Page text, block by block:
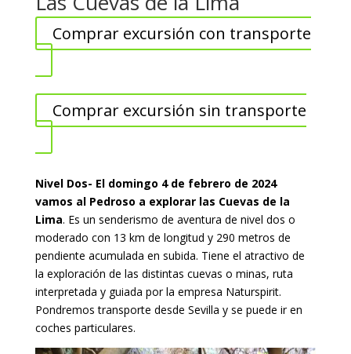
Comprar excursión con transporte
Comprar excursión sin transporte
Nivel Dos- El domingo 4 de febrero de 2024
vamos al Pedroso a explorar las Cuevas de la
Lima. Es un senderismo de aventura de nivel dos o
moderado con 13 km de longitud y 290 metros de
pendiente acumulada en subida. Tiene el atractivo de
la exploración de las distintas cuevas o minas, ruta
interpretada y guiada por la empresa Naturspirit.
Pondremos transporte desde Sevilla y se puede ir en
coches particulares.